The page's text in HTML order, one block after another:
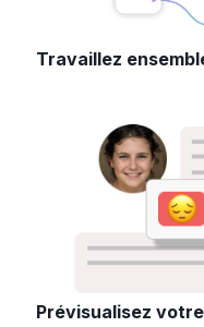
Travaillez
Prévisualisez